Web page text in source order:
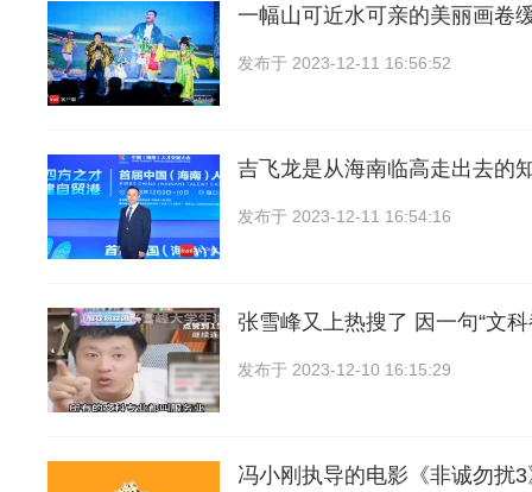
一幅山可近水可亲的美丽画卷
发布于 2023-12-11 16:56:52
吉飞龙是从海南临高走出去的
发布于 2023-12-11 16:54:16
张雪峰又上热搜了 因一句“文
发布于 2023-12-10 16:15:29
冯小刚执导的电影《非诚勿扰